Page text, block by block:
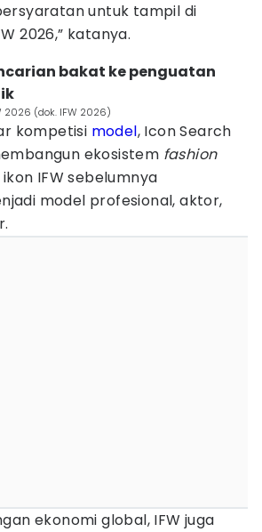
untuk tampil di
2026,” katanya.
bakat ke penguatan
2026 (dok. IFW 2026)
kompetisi model, Icon Search
ekosistem fashion
IFW sebelumnya
model profesional, aktor,
ekonomi global, IFW juga